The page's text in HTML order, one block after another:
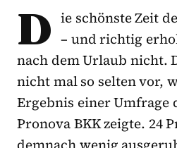
D ie schönste Zeit
– und richtig
nach dem Urlaub nicht.
nicht mal so selten vor,
Ergebnis einer Umfrage
Pronova BKK zeigte. 24